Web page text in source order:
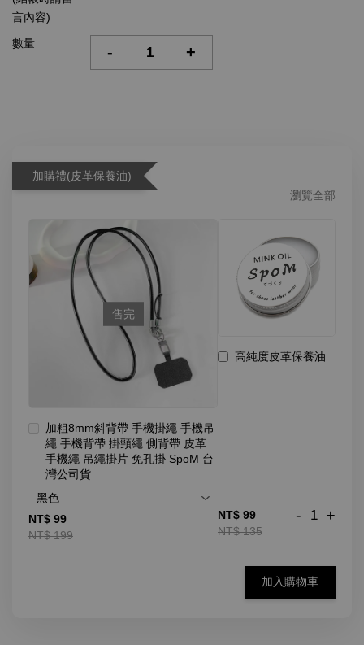
言內容)
數量 - +
加購禮(皮革保養油)
瀏覽全部
售完
加粗8mm斜背帶 手機掛繩 手機吊
繩 手機背帶 掛頸繩 側背帶 皮革
手機繩 吊繩掛片 免孔掛 SpoM 台
灣公司貨
NT$ 99
NT$ 199
高純度皮革保養油
NT$ 99
NT$ 135
- +
加入購物車